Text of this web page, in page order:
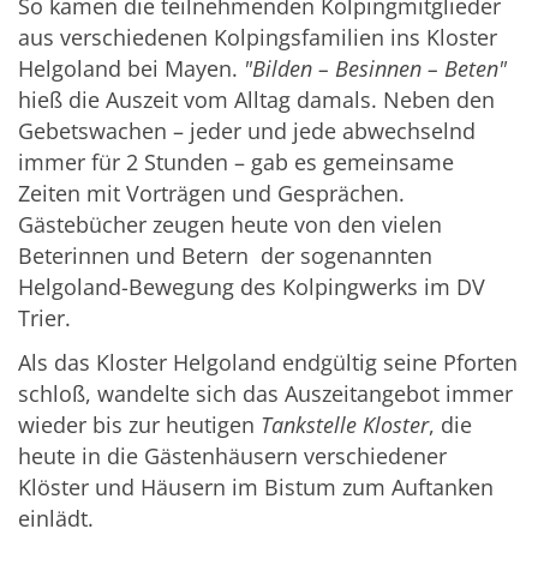
aus verschiedenen Kolpingsfamilien ins Kloster
Helgoland bei Mayen. "Bilden – Besinnen – Beten"
hieß die Auszeit vom Alltag damals. Neben den
Gebetswachen – jeder und jede abwechselnd
immer für 2 Stunden – gab es gemeinsame
Zeiten mit Vorträgen und Gesprächen.
Gästebücher zeugen heute von den vielen
Beterinnen und Betern der sogenannten
Helgoland-Bewegung des Kolpingwerks im DV
Trier.
Als das Kloster Helgoland endgültig seine Pforten
schloß, wandelte sich das Auszeitangebot immer
wieder bis zur heutigen Tankstelle Kloster, die
heute in die Gästenhäusern verschiedener
Klöster und Häusern im Bistum zum Auftanken
einlädt.